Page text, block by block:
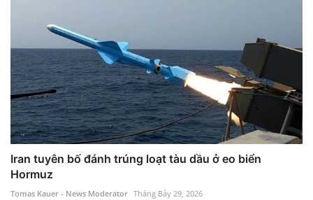
Iran tuyên bố đánh trúng loạt tàu dầu ở eo biển
Hormuz
Tomas Kauer - News Moderator Tháng Bảy 29, 2026